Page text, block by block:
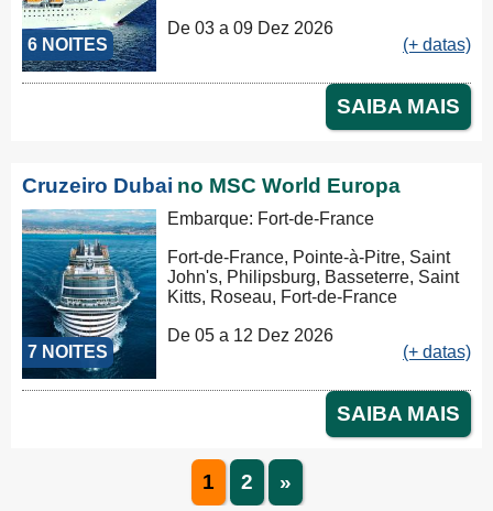
6 NOITES
De 03 a 09 Dez 2026
(+ datas)
SAIBA MAIS
Cruzeiro Dubai no MSC World Europa
7 NOITES
Embarque: Fort-de-France
Fort-de-France, Pointe-à-Pitre, Saint
John's, Philipsburg, Basseterre, Saint
Kitts, Roseau, Fort-de-France
De 05 a 12 Dez 2026
(+ datas)
SAIBA MAIS
1 2 »